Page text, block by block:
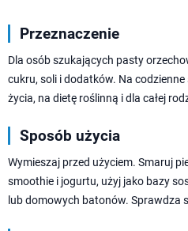
Przeznaczenie
Dla osób szukających pasty
cukru, soli i dodatków. Na
życia, na dietę roślinną i dla całej
Sposób użycia
Wymieszaj przed użyciem. Smaruj
smoothie i jogurtu, użyj jako bazy
lub domowych batonów. Sprawdza